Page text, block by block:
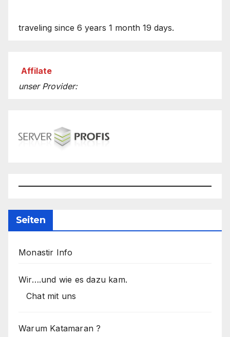
traveling since 6 years 1 month 19 days.
Affilate
unser Provider:
Seiten
Monastir Info
Wir….und wie es dazu kam.
Chat mit uns
Warum Katamaran ?